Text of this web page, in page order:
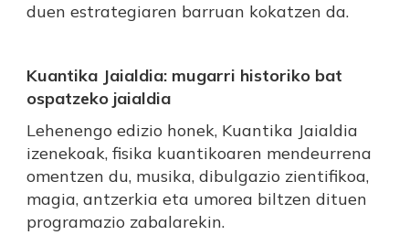
duen estrategiaren barruan kokatzen da.
Kuantika Jaialdia: mugarri historiko bat
ospatzeko jaialdia
Lehenengo edizio honek, Kuantika Jaialdia
izenekoak, fisika kuantikoaren mendeurrena
omentzen du, musika, dibulgazio zientifikoa,
magia, antzerkia eta umorea biltzen dituen
programazio zabalarekin.